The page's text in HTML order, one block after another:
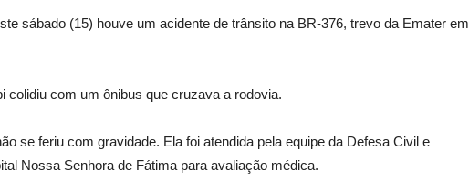
sábado (15) houve um acidente de trânsito na BR-376, trevo da Emater em
colidiu com um ônibus que cruzava a rodovia.
se feriu com gravidade. Ela foi atendida pela equipe da Defesa Civil e
Nossa Senhora de Fátima para avaliação médica.